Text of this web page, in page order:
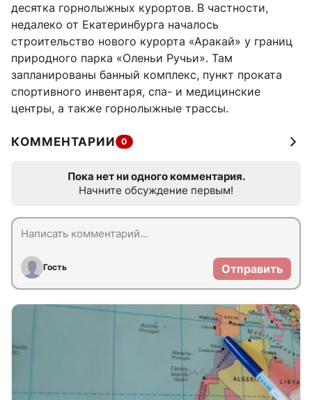
десятка горнолыжных курортов. В частности,
недалеко от Екатеринбурга началось
строительство нового курорта «Аракай» у границ
природного парка «Оленьи Ручьи». Там
запланированы банный комплекс, пункт проката
спортивного инвентаря, спа- и медицинские
центры, а также горнолыжные трассы.
КОММЕНТАРИИ 0
Пока нет ни одного комментария.
Начните обсуждение первым!
Гость Отправить